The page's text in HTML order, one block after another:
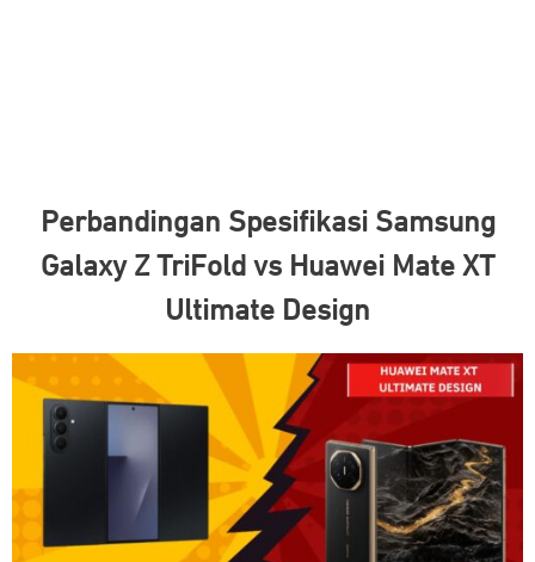
Perbandingan Spesifikasi Samsung
Galaxy Z TriFold vs Huawei Mate XT
Ultimate Design